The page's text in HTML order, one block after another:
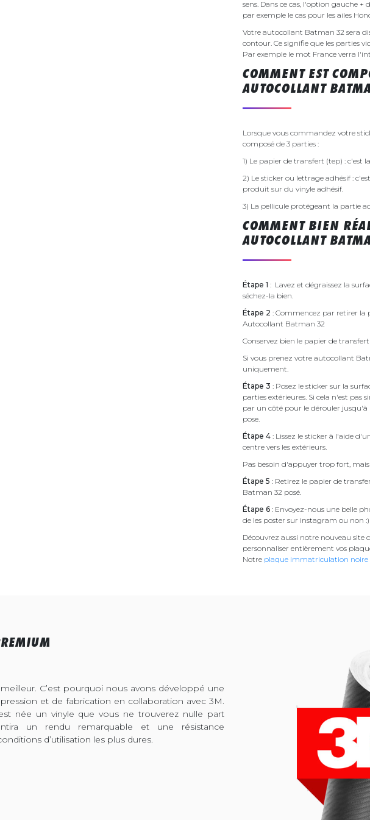
sens. Dans ce cas, l'option gauche
par exemple le cas pour les ailes
Votre autocollant Batman 32 sera
contour. Ce signifie que les parties
Par exemple le mot France verra
COMMENT EST
AUTOCOLLANT
Lorsque vous commandez votre
composé de 3 parties :
1) Le papier de transfert (tep) : c'est
2) Le sticker ou lettrage adhésif :
produit sur du vinyle adhésif.
3) La pellicule protégeant la partie
COMMENT BIEN
AUTOCOLLANT
Étape 1 : Lavez et dégraissez la
séchez-la bien.
Étape 2 : Commencez par retirer la
Autocollant Batman 32
Conservez bien le papier de
Si vous prenez votre autocollant
uniquement.
Étape 3 : Posez le sticker sur la
parties extérieures. Si cela n'est
par un côté pour le dérouler
pose.
Étape 4 : Lissez le sticker à l'aide
centre vers les extérieurs.
Pas besoin d'appuyer trop fort,
Étape 5 : Retirez le papier de
Batman 32 posé.
Étape 6 : Envoyez-nous une belle
de les poster sur instagram ou non :)
Découvrez aussi notre nouveau site
personnaliser entièrement vos
Notre plaque immatriculation noire
C’est pourquoi nous avons développé une
et de fabrication en collaboration avec 3M.
née un vinyle que vous ne trouverez nulle part
un rendu remarquable et une résistance
d’utilisation les plus dures.